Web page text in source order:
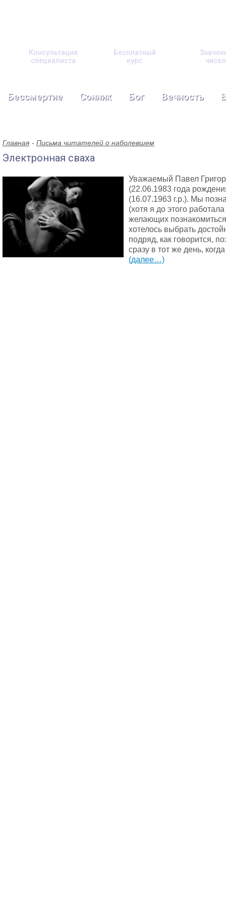
Консультация
специалиста
Бесплатный
курс
чисел
Бессмертие Сонник Бог Вечность
Главная Письма читателей о наболевшем
Электронная сваха
Уважаемый Павел
(22.06.1983 года
(16.07.1963 г.р.). Мы
(хотя я до этого
желающих
хотелось выбрать
подряд, как говорится,
сразу в тот же день,
(далее…)